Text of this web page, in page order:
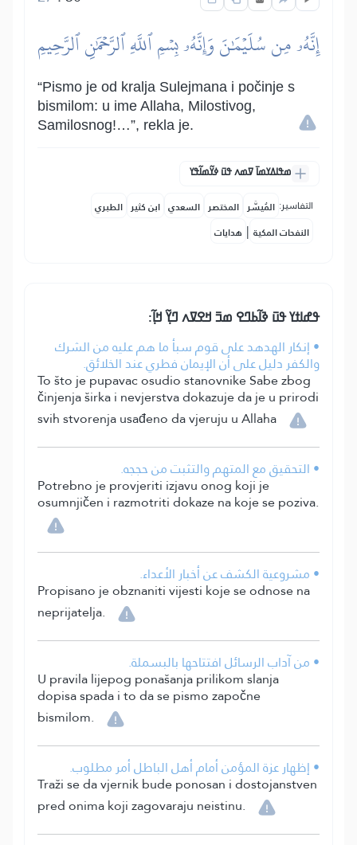
إِنَّهُۥ مِن سُلَيۡمَٰنَ وَإِنَّهُۥ بِسۡمِ ٱللَّهِ ٱلرَّحۡمَٰنِ ٱلرَّحِيمِ
“Pismo je od kralja Sulejmana i počinje s
bismilom: u ime Allaha, Milostivog,
Samilosnog!…”, rekla je.
ߘߟߊߡߌߘߊ߫ ߜߘߍ ߟߎ߫ ߦߌ߬ߘߊ߬ߟߌ
التفاسير: المُيسَّر المختصر السعدي ابن كثير الطبري
النفحات المكية | هدايات
ߟߝߊߙߌ ߟߎ߫ ߢߊ߬ߕߣߐ ߘߏ߫ ߞߐߜߍ ߣߌ߲߬ ߞߊ߲߬:
• إنكار الهدهد على قوم سبأ ما هم عليه من الشرك
والكفر دليل على أن الإيمان فطري عند الخلائق.
To što je pupavac osudio stanovnike Sabe zbog
činjenja širka i nevjerstva dokazuje da je u prirodi
svih stvorenja usađeno da vjeruju u Allaha
• التحقيق مع المتهم والتثبت من حججه.
Potrebno je provjeriti izjavu onog koji je
osumnjičen i razmotriti dokaze na koje se poziva.
• مشروعية الكشف عن أخبار الأعداء.
Propisano je obznaniti vijesti koje se odnose na
neprijatelja.
• من آداب الرسائل افتتاحها بالبسملة.
U pravila lijepog ponašanja prilikom slanja
dopisa spada i to da se pismo započne
bismilom.
• إظهار عزة المؤمن أمام أهل الباطل أمر مطلوب.
Traži se da vjernik bude ponosan i dostojanstven
pred onima koji zagovaraju neistinu.